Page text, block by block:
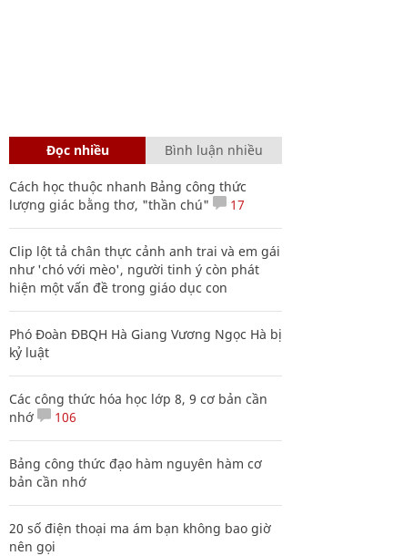
Đọc nhiều Bình luận nhiều
Cách học thuộc nhanh Bảng công thức
lượng giác bằng thơ, "thần chú"
17
Clip lột tả chân thực cảnh anh trai và em gái
như 'chó với mèo', người tinh ý còn phát
hiện một vấn đề trong giáo dục con
Phó Đoàn ĐBQH Hà Giang Vương Ngọc Hà bị
kỷ luật
Các công thức hóa học lớp 8, 9 cơ bản cần
nhớ
106
Bảng công thức đạo hàm nguyên hàm cơ
bản cần nhớ
20 số điện thoại ma ám bạn không bao giờ
nên gọi